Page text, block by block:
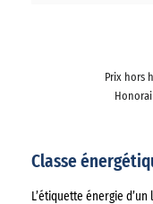
Prix hors
Classe
L’étiquette énergie